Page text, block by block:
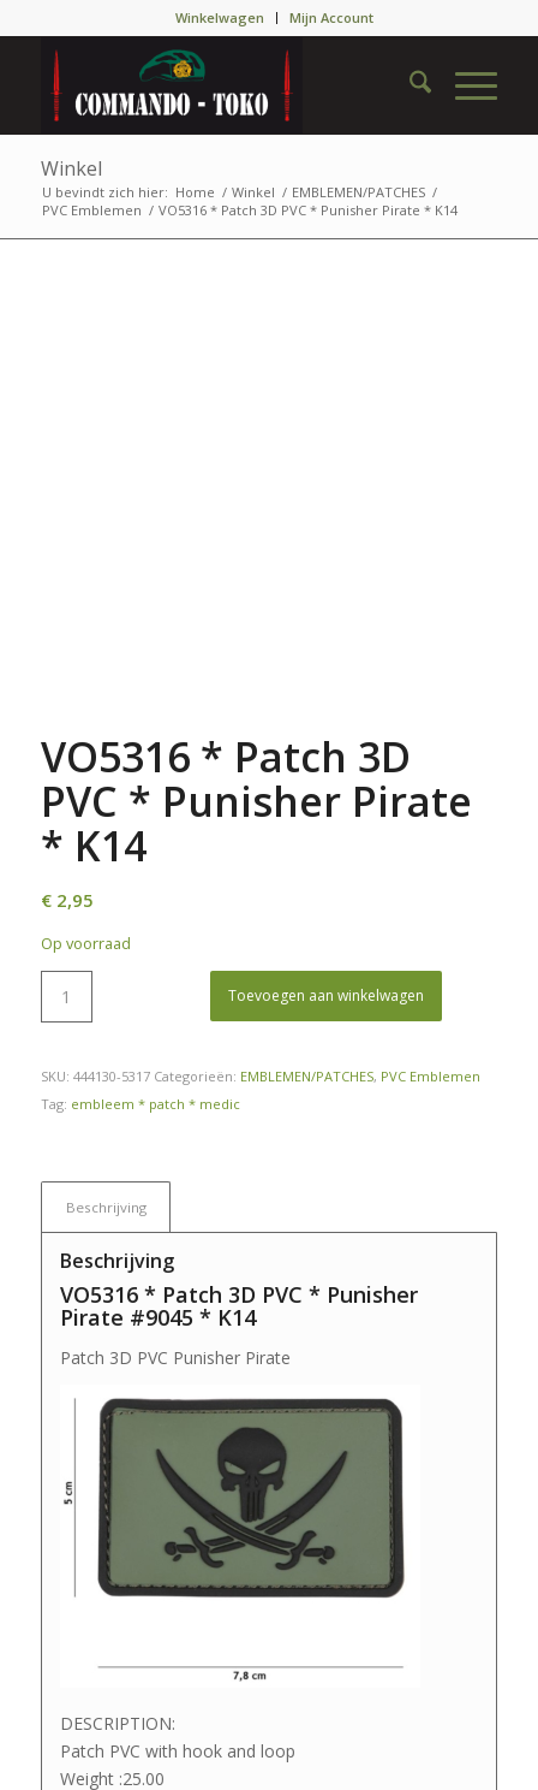
Winkelwagen Mijn Account
Winkel
U bevindt zich hier: Home / Winkel / EMBLEMEN/PATCHES /
PVC Emblemen / VO5316 * Patch 3D PVC * Punisher Pirate * K14
VO5316 * Patch 3D
PVC * Punisher Pirate
* K14
€2,95
Op voorraad
Toevoegen aan winkelwagen
SKU: 444130-5317 Categorieën: EMBLEMEN/PATCHES, PVC Emblemen
Tag: embleem * patch * medic
Beschrijving
Beschrijving
VO5316 * Patch 3D PVC * Punisher
Pirate #9045 * K14
Patch 3D PVC Punisher Pirate
DESCRIPTION:
Patch PVC with hook and loop
Weight :25.00